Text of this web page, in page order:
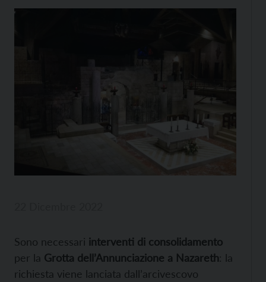
Sono necessari interventi di consolidamento
per la Grotta dell’Annunciazione a Nazareth: la
richiesta viene lanciata dall’arcivescovo